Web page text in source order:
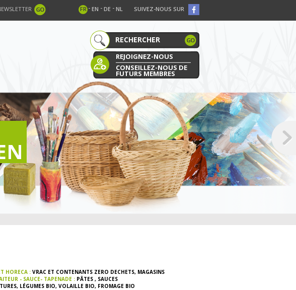
SUIVEZ-NOUS SUR
FR - EN - DE - NL
REJOIGNEZ-NOUS
CONSEILLEZ-NOUS DE
FUTURS MEMBRES
HORECA : VRAC ET CONTENANTS ZERO DECHETS,MAGASINS
- SAUCE- TAPENADE : PÂTES ,SAUCES
,LÉGUMES BIO,VOLAILLE BIO,FROMAGE BIO